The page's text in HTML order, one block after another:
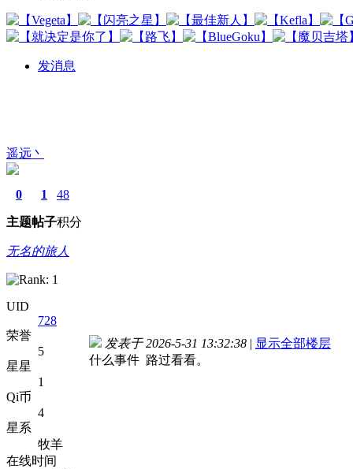
发消息
遥远丶
0
主题
1
帖子
48
积分
无名的旅人
UID
728
荣誉
5
星星
1
Qi币
4
星系
牧羊
在线时间
发表于 2026-5-31 13:32:38 | 显示全部楼层
什么事件 路过看看。